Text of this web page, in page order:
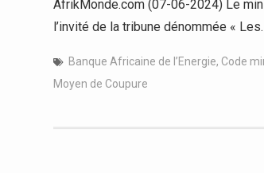
AfrikMonde.com (07-06-2024) Le
l’invité de la tribune dénommée «
Banque Africaine de l’Energie, Code
Moyen de Coupure